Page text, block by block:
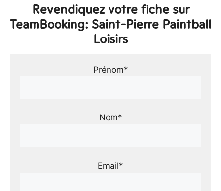
Revendiquez votre fiche sur
TeamBooking: Saint-Pierre Paintball
Loisirs
Prénom*
Nom*
Email*